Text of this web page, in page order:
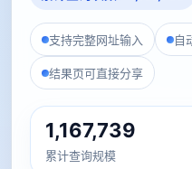
支持完整网址输入 自
结果页可直接分享
1,167,739
累计查询规模